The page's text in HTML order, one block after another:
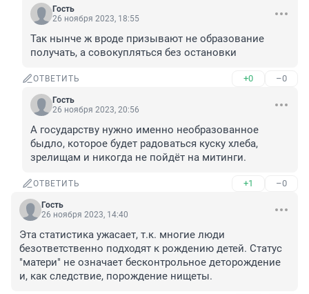
Гость
26 ноября 2023, 18:55
Так нынче ж вроде призывают не образование
получать, а совокупляться без остановки
ОТВЕТИТЬ +0 –0
Гость
26 ноября 2023, 20:56
А государству нужно именно необразованное
быдло, которое будет радоваться куску хлеба,
зрелищам и никогда не пойдёт на митинги.
ОТВЕТИТЬ +1 –0
Гость
26 ноября 2023, 14:40
Эта статистика ужасает, т.к. многие люди
безответственно подходят к рождению детей. Статус
"матери" не означает бесконтрольное деторождение
и, как следствие, порождение нищеты.